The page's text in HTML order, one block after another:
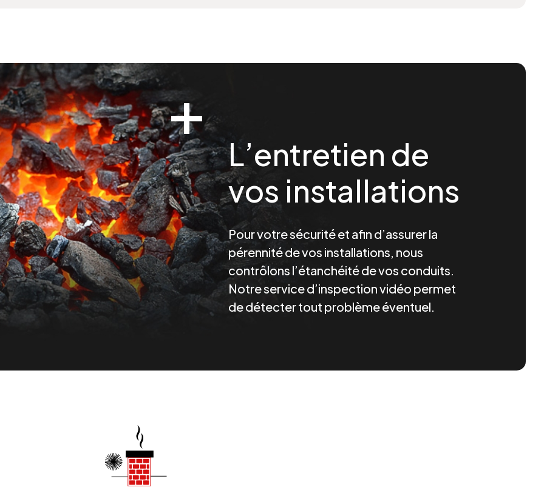
L’entretien de
vos installations
Pour votre sécurité et afin d’assurer la
pérennité de vos installations, nous
contrôlons l’étanchéité de vos conduits.
Notre service d’inspection vidéo permet
de détecter tout problème éventuel.